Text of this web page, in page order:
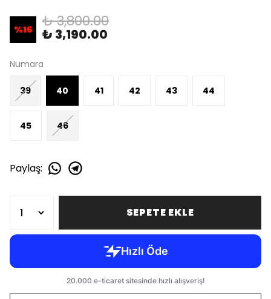
%16 ₺ 3,800.00
₺ 3,190.00
Numara
39 40 41 42 43 44
45 46
Paylaş:
SEPETE EKLE